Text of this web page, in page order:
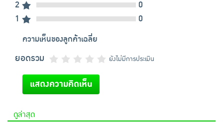
2
0
1
0
ความเห็นของลูกค้าเฉลี่ย
ยอดรวม ยังไม่มีการประเมิน
แสดงความคิดเห็น
ดูล่าสุด